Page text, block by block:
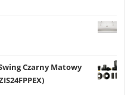
Czarny Matowy